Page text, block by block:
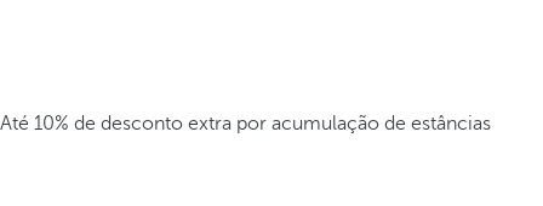
Até 10% de desconto extra por acumulação de estâncias